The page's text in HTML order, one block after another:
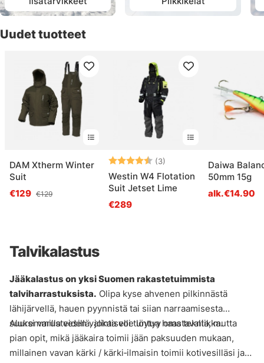
Uudet tuotteet
DAM Xtherm Winter
Suit
€129 €129
Arvio: (3)
4.7 5:sta tähdestä
Westin W4 Flotation
Suit Jetset Lime
€289
Daiwa
50mm 15g
alk.€14.90
Talvikalastus
Jääkalastus on yksi Suomen rakastetuimmista
talviharrastuksista. Olipa kyse ahvenen pilkinnästä
lähijärvellä, hauen pyynnistä tai siian narraamisesta
suuremmilla vesillä, jokaiselle löytyy oma tekniikka.
Aluksi varusteiden valinta voi tuntua haastavalta, mutta
pian opit, mikä jääkaira toimii jään paksuuden mukaan,
millainen vavan kärki / kärki‑ilmaisin toimii kotivesilläsi ja